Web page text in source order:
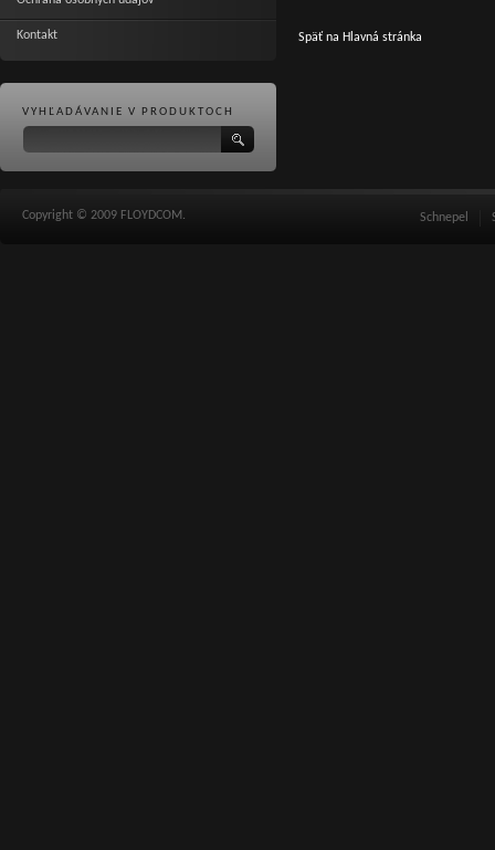
Kontakt
VYHĽADÁVANIE V PRODUKTOCH
Späť na Hlavná stránka
Copyright © 2009 FLOYDCOM. Schnepel